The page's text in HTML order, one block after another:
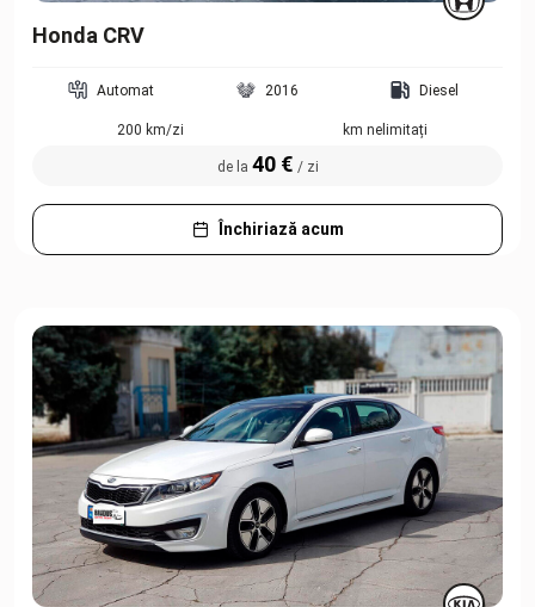
Honda CRV
Automat 2016 Diesel
200 km/zi km nelimitați
de la 40 € / zi
Închiriază acum